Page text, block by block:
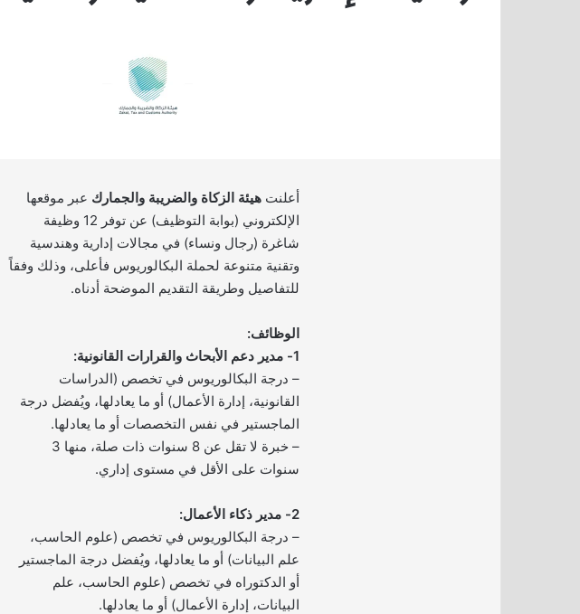
أعلنت هيئة الزكاة والضريبة والجمارك عبر موقعها
الإلكتروني (بوابة التوظيف) عن توفر 12 وظيفة
شاغرة (رجال ونساء) في مجالات إدارية وهندسية
وتقنية متنوعة لحملة البكالوريوس فأعلى، وذلك وفقاً
للتفاصيل وطريقة التقديم الموضحة أدناه.
الوظائف:
1- مدير دعم الأبحاث والقرارات القانونية:
– درجة البكالوريوس في تخصص (الدراسات
القانونية، إدارة الأعمال) أو ما يعادلها، ويُفضل درجة
الماجستير في نفس التخصصات أو ما يعادلها.
– خبرة لا تقل عن 8 سنوات ذات صلة، منها 3
سنوات على الأقل في مستوى إداري.
2- مدير ذكاء الأعمال:
– درجة البكالوريوس في تخصص (علوم الحاسب،
علم البيانات) أو ما يعادلها، ويُفضل درجة الماجستير
أو الدكتوراه في تخصص (علوم الحاسب، علم
البيانات، إدارة الأعمال) أو ما يعادلها.